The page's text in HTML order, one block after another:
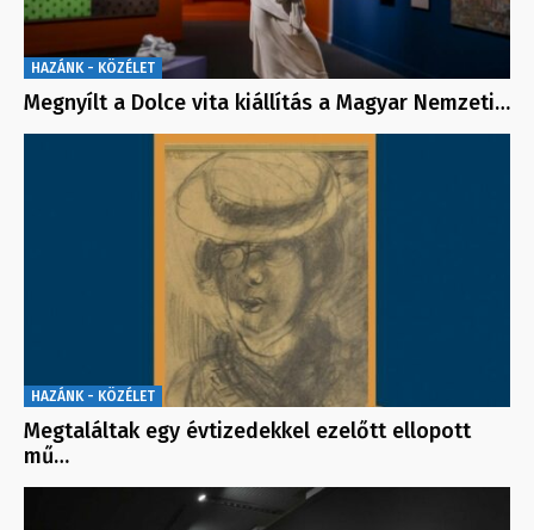
HAZÁNK - KÖZÉLET
Megnyílt a Dolce vita kiállítás a Magyar Nemzeti…
HAZÁNK - KÖZÉLET
Megtaláltak egy évtizedekkel ezelőtt ellopott
mű…